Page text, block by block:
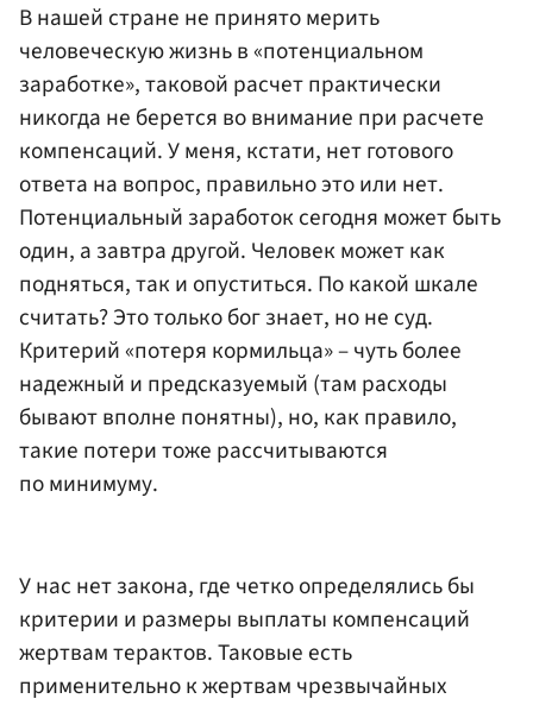
В нашей стране не принято мерить
человеческую жизнь в «потенциальном
заработке», таковой расчет практически
никогда не берется во внимание при расчете
компенсаций. У меня, кстати, нет готового
ответа на вопрос, правильно это или нет.
Потенциальный заработок сегодня может быть
один, а завтра другой. Человек может как
подняться, так и опуститься. По какой шкале
считать? Это только бог знает, но не суд.
Критерий «потеря кормильца» – чуть более
надежный и предсказуемый (там расходы
бывают вполне понятны), но, как правило,
такие потери тоже рассчитываются
по минимуму.
У нас нет закона, где четко определялись бы
критерии и размеры выплаты компенсаций
жертвам терактов. Таковые есть
применительно к жертвам чрезвычайных